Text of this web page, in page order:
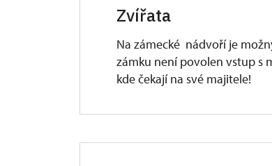
Zvířata
Na zámecké nádvoří je
zámku není povolen vstup s
kde čekají na své majitele!